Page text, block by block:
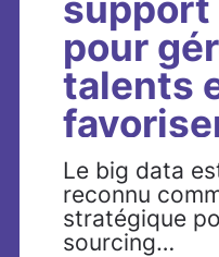
pour
talents
Le big data
reconnu
stratégique
sourcing…